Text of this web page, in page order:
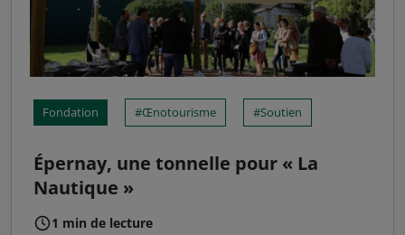
Fondation Œnotourisme Soutien
Épernay, une tonnelle pour « La
Nautique »
1 min de lecture